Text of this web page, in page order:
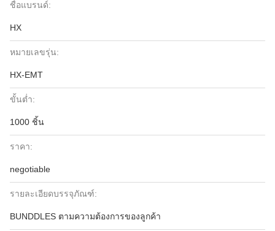
ชื่อแบรนด์:
HX
หมายเลขรุ่น:
HX-EMT
ขั้นต่ำ:
1000 ชิ้น
ราคา:
negotiable
รายละเอียดบรรจุภัณฑ์:
BUNDDLES ตามความต้องการของลูกค้า